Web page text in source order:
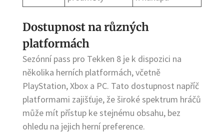
Dostupnost na různých
platformách
Sezónní pass pro Tekken 8 je k dispozici na
několika herních platformách, včetně
PlayStation, Xbox a PC. Tato dostupnost napříč
platformami zajišťuje, že široké spektrum hráčů
může mít přístup ke stejnému obsahu, bez
ohledu na jejich herní preference.